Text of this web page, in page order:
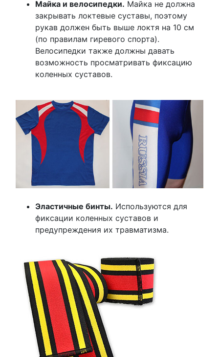
Майка и велосипедки. Майка не должна
закрывать локтевые суставы, поэтому
рукав должен быть выше локтя на 10 см
(по правилам гиревого спорта).
Велосипедки также должны давать
возможность просматривать фиксацию
коленных суставов.
Эластичные бинты. Используются для
фиксации коленных суставов и
предупреждения их травматизма.